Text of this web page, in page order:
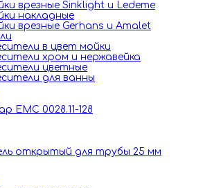
врезные Sinklight и Ledeme
накладные
врезные Gerhans и Amalet
в цвет мойки
хром и нержавейка
цветные
для ванны
ЕМС 0028.11-128
открытый для трубы 25 мм